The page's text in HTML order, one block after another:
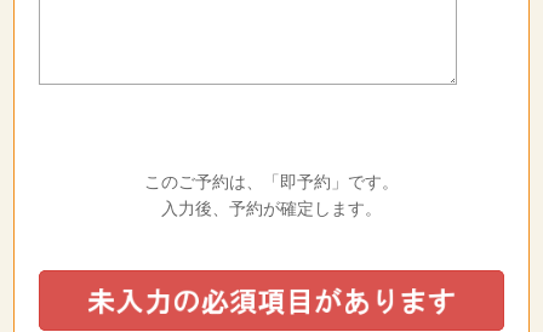
このご予約は、「即予約」です。
入力後、予約が確定します。